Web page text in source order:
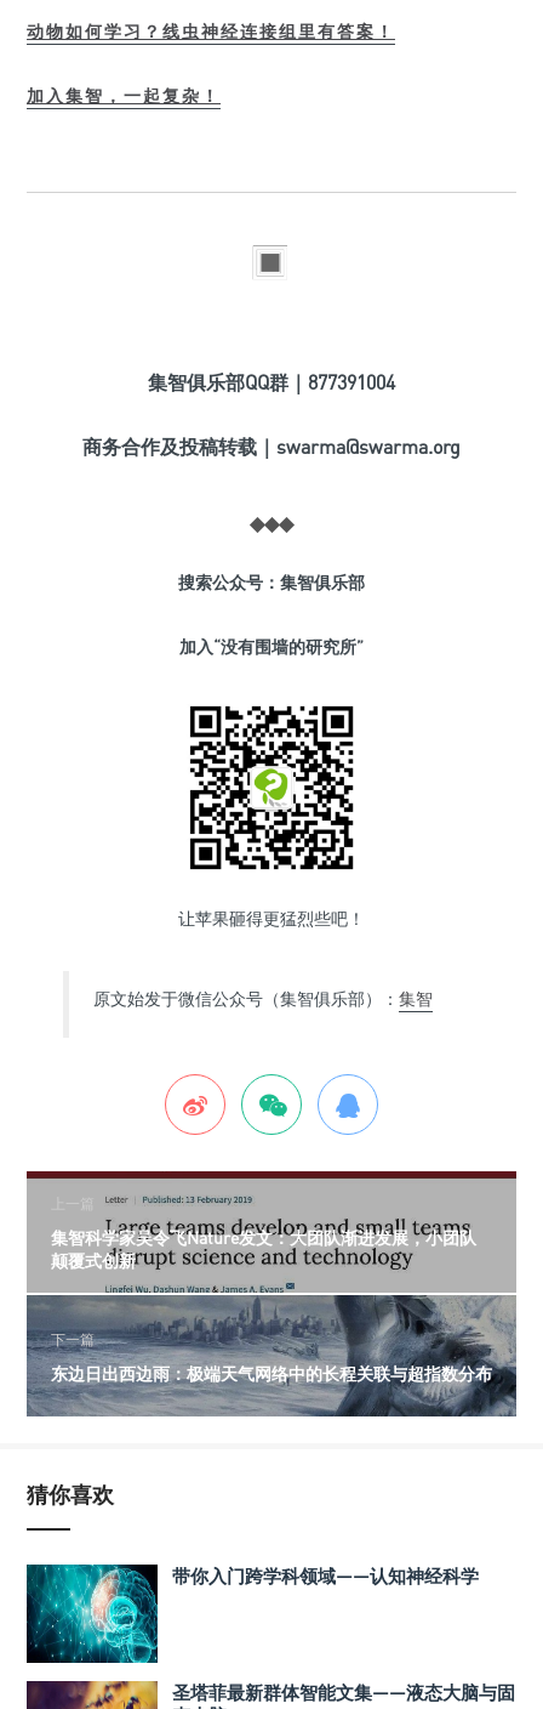
动物如何学习？线虫神经连接组里有答案！
加入集智，一起复杂！
集智俱乐部QQ群｜877391004
商务合作及投稿转载｜swarma@swarma.org
◆◆◆
搜索公众号：集智俱乐部
加入“没有围墙的研究所”
让苹果砸得更猛烈些吧！
原文始发于微信公众号（集智俱乐部）： 集智
上一篇
集智科学家吴令飞Nature发文：大团队渐进发展，小团队
颠覆式创新
下一篇
东边日出西边雨：极端天气网络中的长程关联与超指数分布
猜你喜欢
带你入门跨学科领域——认知神经科学
圣塔菲最新群体智能文集——液态大脑与固